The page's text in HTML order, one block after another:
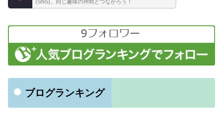
(SNS)。同じ趣味の仲間とつながろう！
ブログランキング